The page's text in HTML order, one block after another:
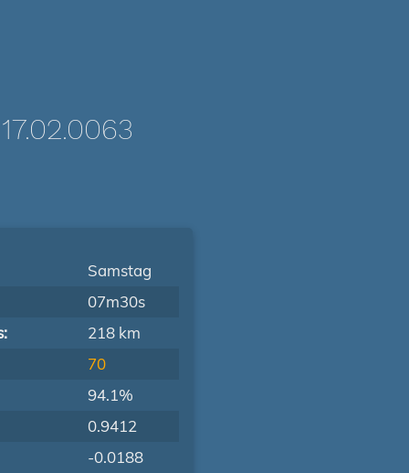
Samstag
07m30s
218 km
70
94.1%
0.9412
-0.0188